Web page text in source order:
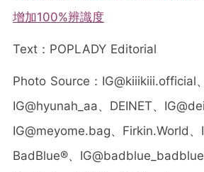
增加100%辨識度
Text：POPLADY Editorial
Photo Source： IG@kiiikiii.official、
IG@hyunah_aa、DEINET、
IG@meyome.bag、Firkin.World、
BadBlue®、IG@badblue_badblue